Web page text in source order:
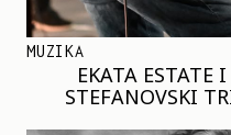
MUZIKA
EKATA ESTATE
STEFANOVSKI